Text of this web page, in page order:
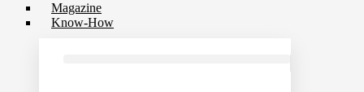
Magazine
Know-How